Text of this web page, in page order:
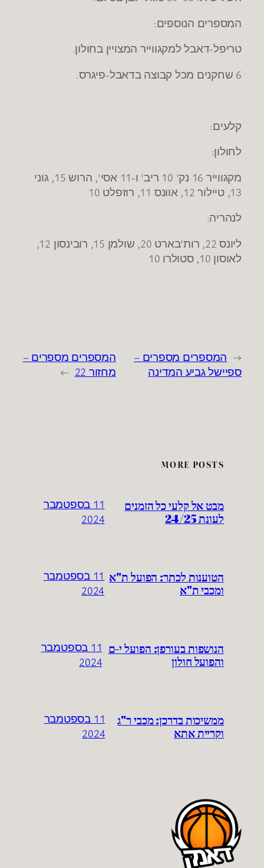
המספרים הנוספים:
טריפל-דאבל למקגווייר המצויין בחולון.
6 שחקנים מכל קבוצה בדאבל-פיגרס.
קלעים:
לחולון:
מקגווייר 16 נק' 10 ריב' ו-11 אסי', הרוש 15, גוני
13, טיילור 12, אוונס 11, רוזפלט 10
לנהריה:
ליונס 22, רות'בארט 20, שולמן 15, רובינסון 12,
לאוסון 10, סטולרו 10
← המספרים מספרים –
ספיישל גביע המדינה
המספרים מספרים –
מחזור 22
→
MORE POSTS
מבט אל קלעי כל הזמנים
לעונת 24/25
11 בספטמבר
2024
הטוענות לכתר: הפועל ת"א
ומכבי ת"א
11 בספטמבר
2024
הנושפות בעורפן: הפועל י-ם
והפועל חולון
11 בספטמבר
2024
ממשיכות בדרכן: מכבי ר"ג
וקריית אתא
11 בספטמבר
2024